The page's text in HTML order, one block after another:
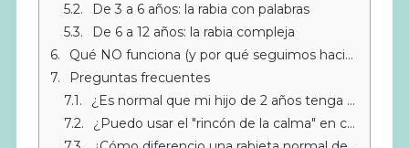
De 3 a 6 años: la rabia con palabras
De 6 a 12 años: la rabia compleja
Qué NO funciona (y por qué seguimos haciéndolo)
Preguntas frecuentes
¿Es normal que mi hijo de 2 años tenga tantas rabietas?
¿Puedo usar el "rincón de la calma" en casa?